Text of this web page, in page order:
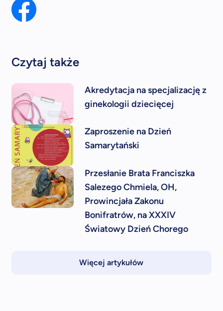
Czytaj także
Akredytacja na specjalizację z
ginekologii dziecięcej
Zaproszenie na Dzień
Samarytański
Przesłanie Brata Franciszka
Salezego Chmiela, OH,
Prowincjała Zakonu
Bonifratrów, na XXXIV
Światowy Dzień Chorego
Więcej artykułów